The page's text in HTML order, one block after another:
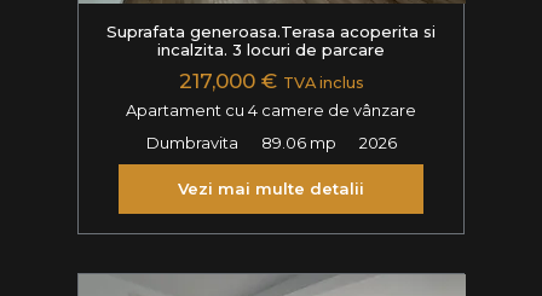
Suprafata generoasa.Terasa acoperita si
incalzita. 3 locuri de parcare
217,000 € TVA inclus
Apartament cu 4 camere de vânzare
Dumbravita
89.06 mp 2026
Vezi mai multe detalii